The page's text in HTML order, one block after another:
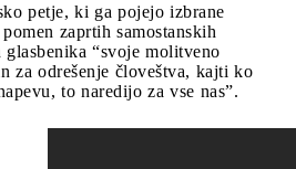
petje, ki ga pojejo izbrane
zaprtih samostanskih
​​glasbenika “svoje molitveno
za odrešenje človeštva, kajti ko
to naredijo za vse nas”.